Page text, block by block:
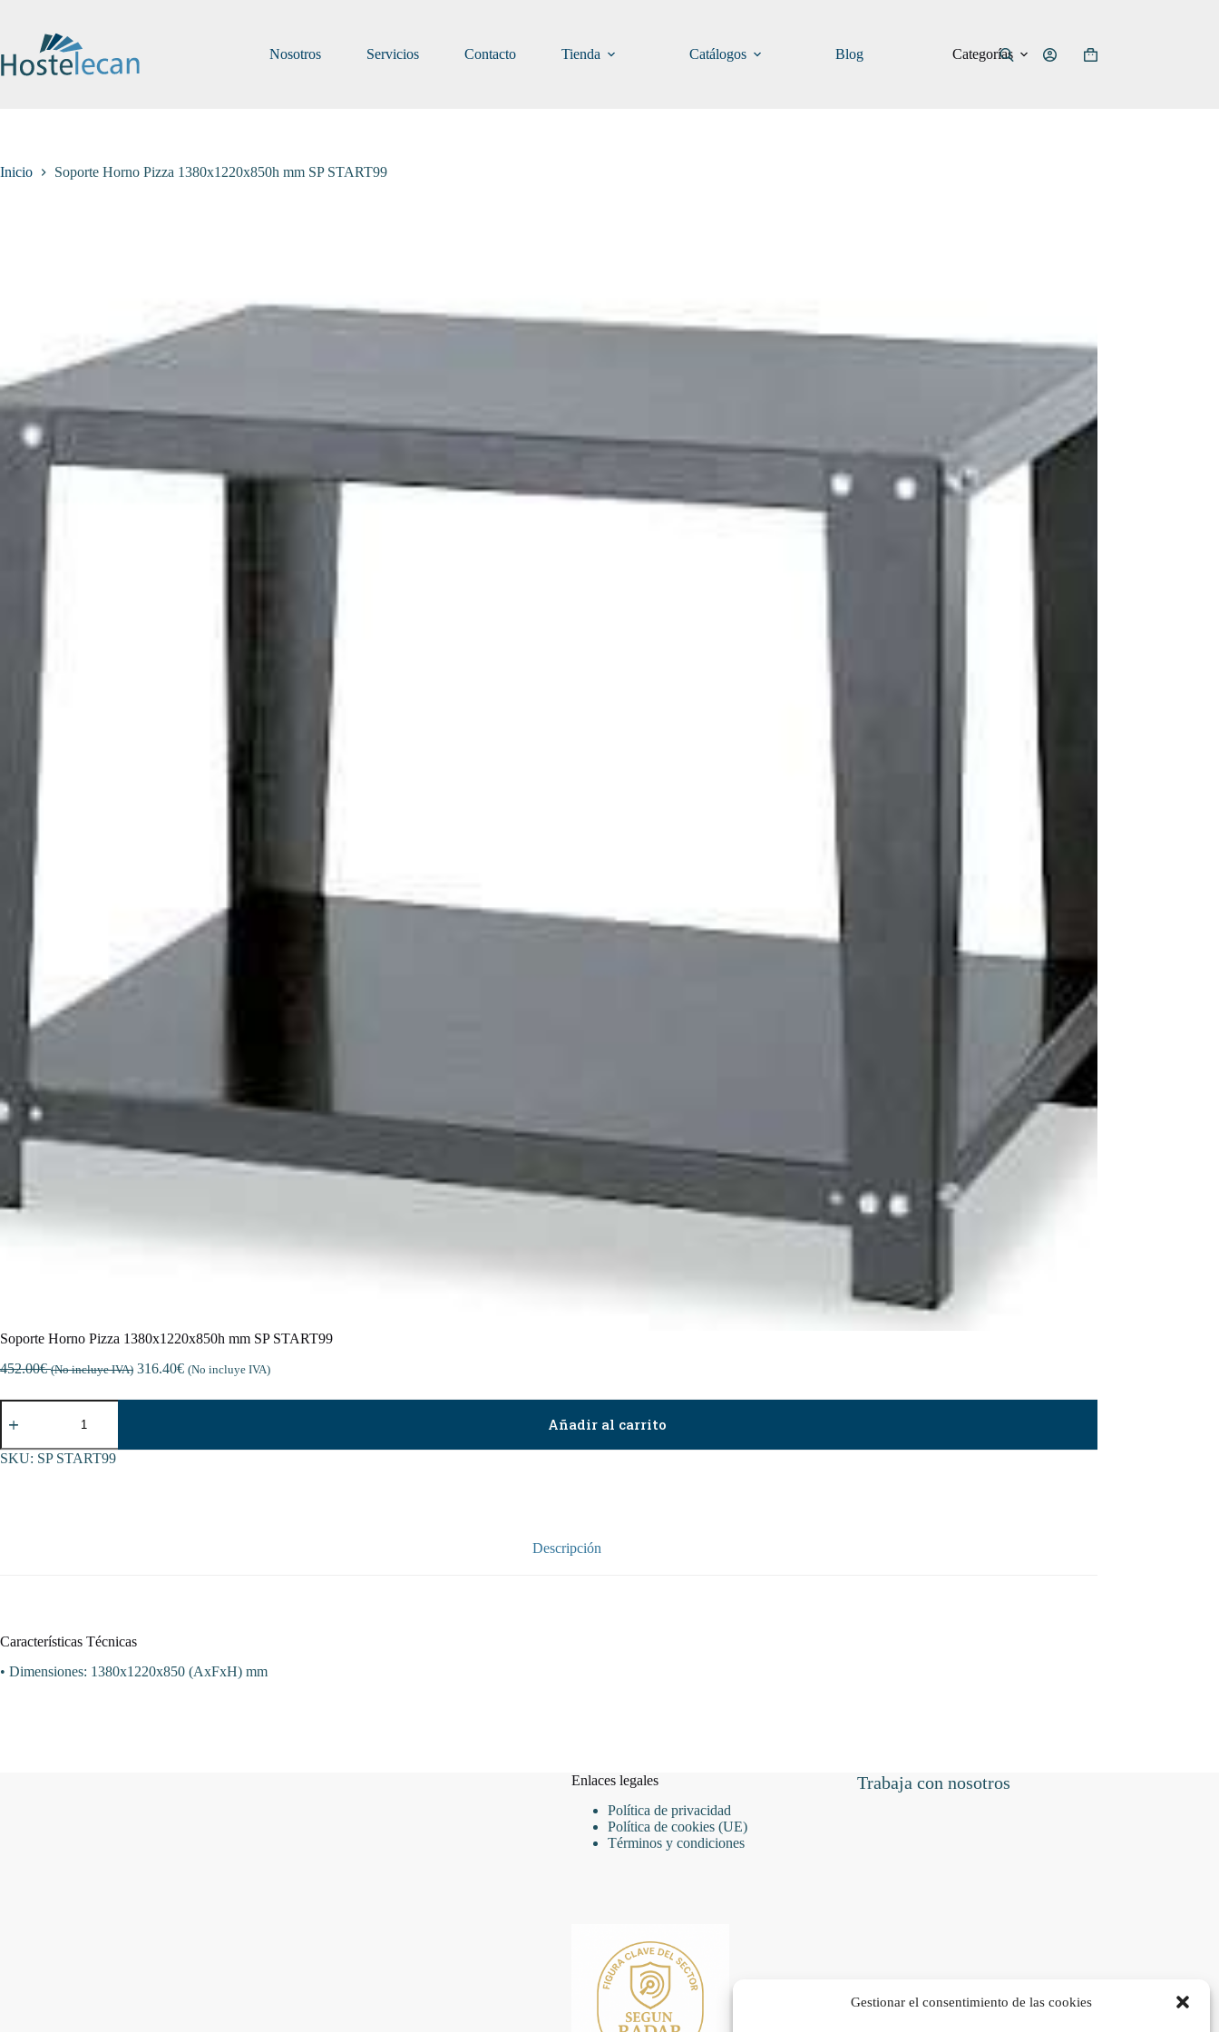
Gestionar el consentimiento de las cookies
contenido
Nosotros
Servicios Contacto Tienda Catálogos Blog Categorías
Carro
Inicio Soporte Horno Pizza 1380x1220x850h mm SP START99
Soporte Horno Pizza 1380x1220x850h mm SP START99
452.00€ (No incluye IVA) 316.40€ (No incluye IVA)
Soporte
Horno
1380x1220x850h
mm
Añadir al carrito
SKU: SP START99
Descripción
Características Técnicas
• Dimensiones: 1380x1220x850 (AxFxH) mm
Enlaces legales
Política de privacidad
Política de cookies (UE)
Términos y condiciones
Trabaja con nosotros